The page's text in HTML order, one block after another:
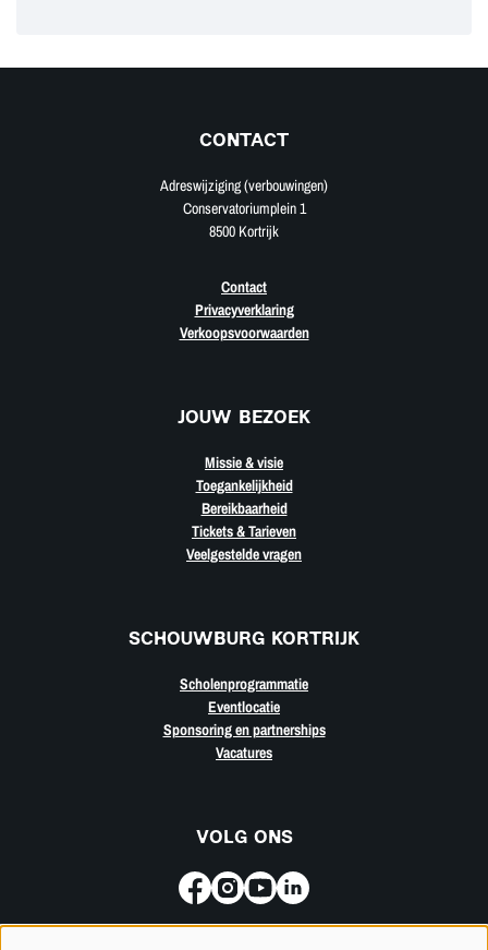
CONTACT
Adreswijziging (verbouwingen)
Conservatoriumplein 1
8500 Kortrijk
Contact
Privacyverklaring
Verkoopsvoorwaarden
JOUW BEZOEK
Missie & visie
Toegankelijkheid
Bereikbaarheid
Tickets & Tarieven
Veelgestelde vragen
SCHOUWBURG KORTRIJK
Scholenprogrammatie
Eventlocatie
Sponsoring en partnerships
Vacatures
VOLG ONS